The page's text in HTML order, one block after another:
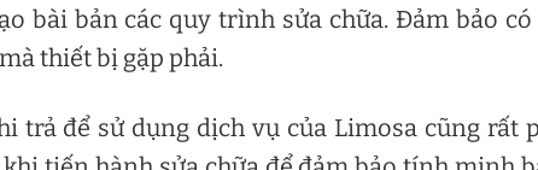
bài bản các quy trình sửa chữa. Đảm bảo có
thiết bị gặp phải.
trả để sử dụng dịch vụ của Limosa cũng rất